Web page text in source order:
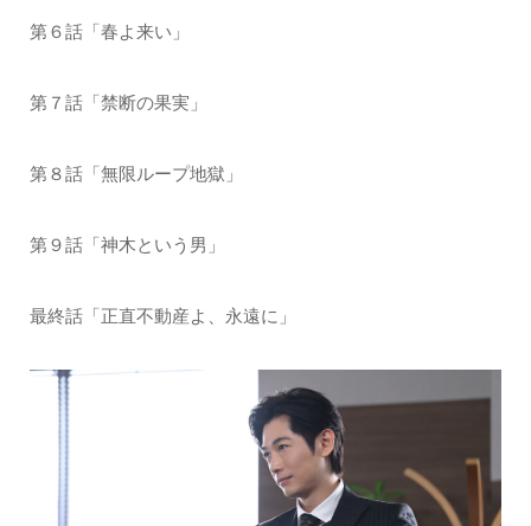
第６話「春よ来い」
第７話「禁断の果実」
第８話「無限ループ地獄」
第９話「神木という男」
最終話「正直不動産よ、永遠に」